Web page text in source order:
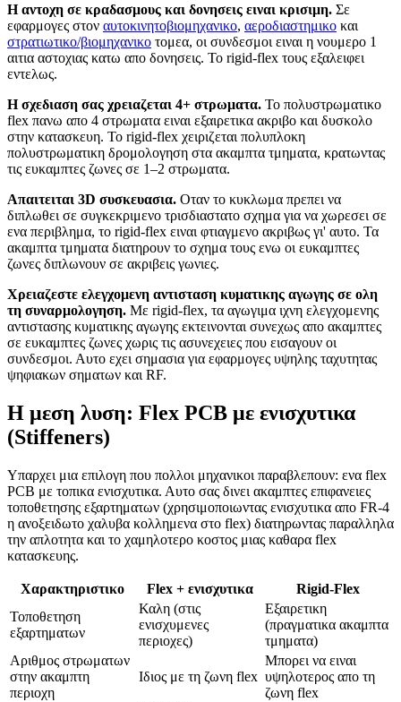
Η αντοχη σε κραδασμους και δονησεις ειναι κρισιμη. Σε
εφαρμογες στον αυτοκινητοβιομηχανικο, αεροδιαστημικο και
στρατιωτικο/βιομηχανικο τομεα, οι συνδεσμοι ειναι η νουμερο 1
αιτια αστοχιας κατω απο δονησεις. Το rigid-flex τους εξαλειφει
εντελως.
Η σχεδιαση σας χρειαζεται 4+ στρωματα. Το πολυστρωματικο
flex πανω απο 4 στρωματα ειναι εξαιρετικα ακριβο και δυσκολο
στην κατασκευη. Το rigid-flex χειριζεται πολυπλοκη
πολυστρωματικη δρομολογηση στα ακαμπτα τμηματα, κρατωντας
τις ευκαμπτες ζωνες σε 1–2 στρωματα.
Απαιτειται 3D συσκευασια. Οταν το κυκλωμα πρεπει να
διπλωθει σε συγκεκριμενο τρισδιαστατο σχημα για να χωρεσει σε
ενα περιβλημα, το rigid-flex ειναι φτιαγμενο ακριβως γι' αυτο. Τα
ακαμπτα τμηματα διατηρουν το σχημα τους ενω οι ευκαμπτες
ζωνες διπλωνουν σε ακριβεις γωνιες.
Χρειαζεστε ελεγχομενη αντισταση κυματικης αγωγης σε ολη
τη συναρμολογηση. Με rigid-flex, τα αγωγιμα ιχνη ελεγχομενης
αντιστασης κυματικης αγωγης εκτεινονται συνεχως απο ακαμπτες
σε ευκαμπτες ζωνες χωρις τις ασυνεχειες που εισαγουν οι
συνδεσμοι. Αυτο εχει σημασια για εφαρμογες υψηλης ταχυτητας
ψηφιακων σηματων και RF.
Η μεση λυση: Flex PCB με ενισχυτικα
(Stiffeners)
Υπαρχει μια επιλογη που πολλοι μηχανικοι παραβλεπουν: ενα flex
PCB με τοπικα ενισχυτικα. Αυτο σας δινει ακαμπτες επιφανειες
τοποθετησης εξαρτηματων (χρησιμοποιωντας ενισχυτικα απο FR-4
η ανοξειδωτο χαλυβα κολλημενα στο flex) διατηρωντας παραλληλα
την απλοτητα και το χαμηλοτερο κοστος μιας καθαρα flex
κατασκευης.
Χαρακτηριστικο Flex + ενισχυτικα
Rigid-Flex
Τοποθετηση
εξαρτηματων
Καλη (στις
ενισχυμενες
περιοχες)
Εξαιρετικη
(πραγματικα ακαμπτα
τμηματα)
Αριθμος στρωματων
στην ακαμπτη
περιοχη
Ιδιος με τη ζωνη flex
Μπορει να ειναι
υψηλοτερος απο τη
ζωνη flex